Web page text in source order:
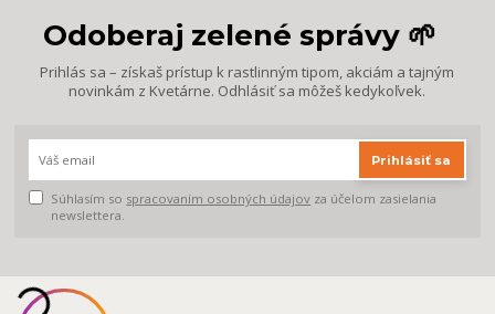
Odoberaj zelené správy 🌱
Prihlás sa – získaš prístup k rastlinným tipom, akciám a tajným
novinkám z Kvetárne. Odhlásiť sa môžeš kedykoľvek.
Prihlásiť sa
Súhlasím so spracovaním osobných údajov za účelom zasielania
newslettera.